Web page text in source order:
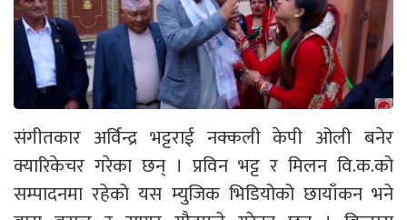
संगीतकार अर्विन्द्र भट्टराई नक्कली केपी ओली बनेर
क्यारिकेचर गरेका छन् । प्रविन भट्ट र मिलन वि.क.को
सम्पादनमा रहेको यस म्युजिक भिडियोको छायाँकन भने